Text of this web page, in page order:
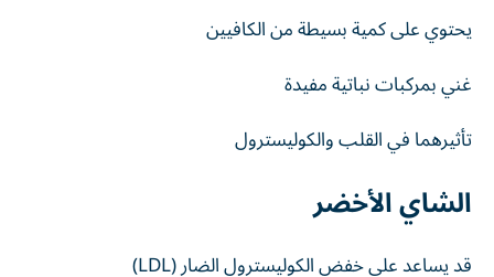
يحتوي على كمية بسيطة من الكافيين
غني بمركبات نباتية مفيدة
تأثيرهما في القلب والكوليسترول
الشاي الأخضر
قد يساعد على خفض الكوليسترول الضار (LDL)